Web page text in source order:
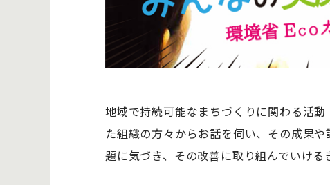
地域で持続可能なまちづくりに関わる活
た組織の方々からお話を伺い、その成果
題に気づき、その改善に取り組んでいける